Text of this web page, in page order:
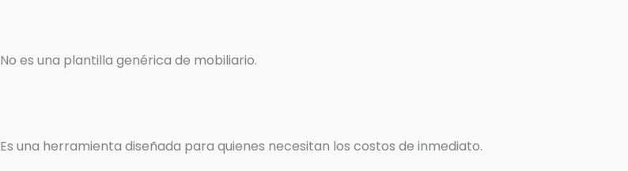
No es una plantilla genérica de mobiliario.
Es una herramienta diseñada para quienes necesitan los costos de inmediato.